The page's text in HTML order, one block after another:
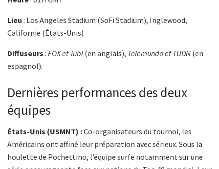
Lieu : Los Angeles Stadium (SoFi Stadium), Inglewood,
Californie (États-Unis)
Diffuseurs : FOX et Tubi (en anglais), Telemundo et TUDN (en
espagnol).
Dernières performances des deux
équipes
États-Unis (USMNT) :Co-organisateurs du tournoi, les
Américains ont affiné leur préparation avec sérieux. Sous la
houlette de Pochettino, l’équipe surfe notamment sur une